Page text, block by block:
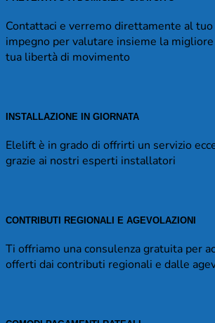
Contattaci e verremo direttamente al
impegno per valutare insieme la
tua libertà di movimento
INSTALLAZIONE IN GIORNATA
Elelift è in grado di offrirti un servizio
grazie ai nostri esperti installatori
CONTRIBUTI REGIONALI E AGEVOLAZIONI
Ti offriamo una consulenza gratuita per
offerti dai contributi regionali e dalle